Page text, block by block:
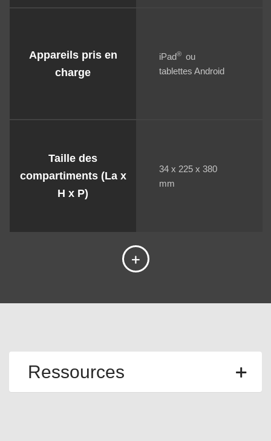
Appareils pris en
charge
iPad® ou
tablettes Android
Taille des
compartiments (La x
H x P)
34 x 225 x 380
mm
Ressources